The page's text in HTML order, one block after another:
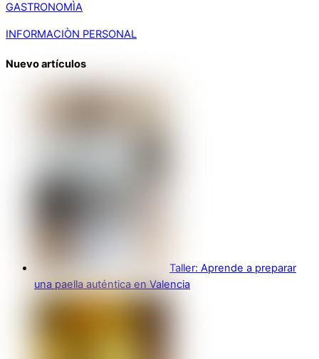
GASTRONOMÌA
INFORMACIÒN PERSONAL
Nuevo artículos
Taller: Aprende a preparar
una paella auténtica en Valencia